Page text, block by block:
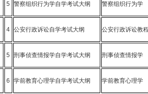
5 警察组织行为学自学考试大纲 警察组织行为学
4 公安行政诉讼自学考试大纲 公安行政诉讼教
5 刑事侦查情报学自学考试大纲 刑事侦查情报学
6 学前教育心理学自学考试大纲 学前教育心理学